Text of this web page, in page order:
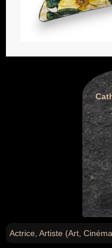
Actrice, Artiste (Art,